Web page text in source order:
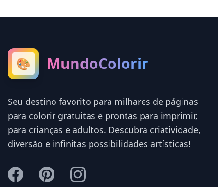
🎨 MundoColorir
Seu destino favorito para milhares de páginas
para colorir gratuitas e prontas para imprimir,
para crianças e adultos. Descubra criatividade,
diversão e infinitas possibilidades artísticas!